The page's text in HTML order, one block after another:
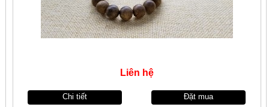
Liên hệ
Chi tiết Đặt mua